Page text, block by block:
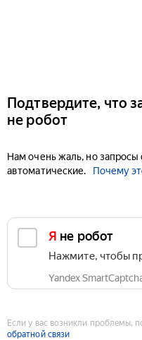
Подтвердите, что
не робот
Нам очень жаль, но запросы
автоматические.
Почему
Я не робот
Нажмите, чтобы
Yandex
Если у вас возникли проблемы,
обратной связи